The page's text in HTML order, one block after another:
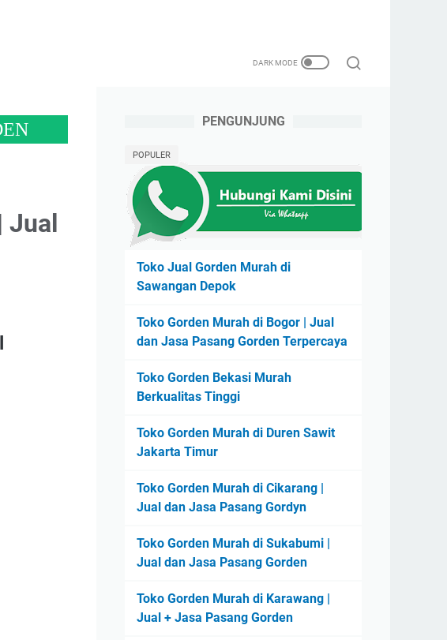
Jual
PENGUNJUNG
POPULER
Toko Jual Gorden Murah di
Sawangan Depok
Toko Gorden Murah di Bogor | Jual
dan Jasa Pasang Gorden Terpercaya
Toko Gorden Bekasi Murah
Berkualitas Tinggi
Toko Gorden Murah di Duren Sawit
Jakarta Timur
Toko Gorden Murah di Cikarang |
Jual dan Jasa Pasang Gordyn
Toko Gorden Murah di Sukabumi |
Jual dan Jasa Pasang Gorden
Toko Gorden Murah di Karawang |
Jual + Jasa Pasang Gorden